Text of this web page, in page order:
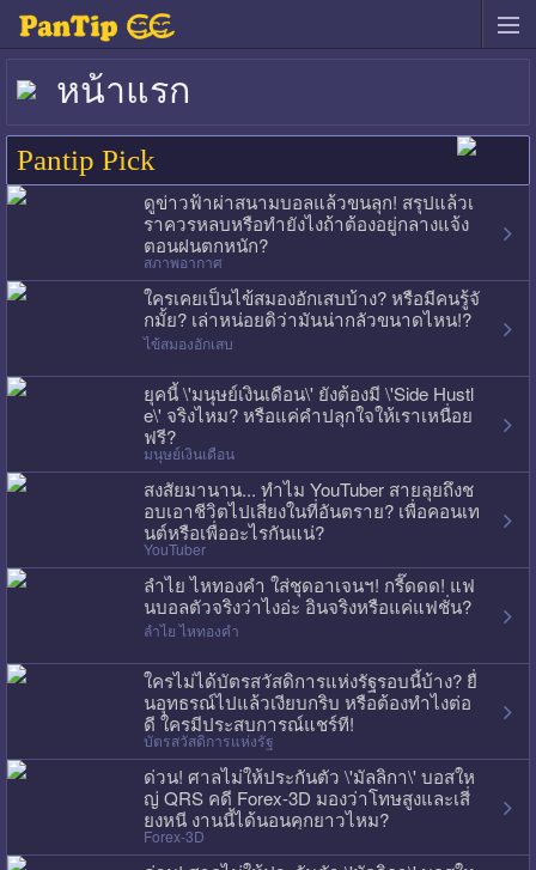
หน้าแรก
Pantip Pick
ดูข่าวฟ้าผ่าสนามบอลแล้วขนลุก! สรุปแล้วเ
ราควรหลบหรือทำยังไงถ้าต้องอยู่กลางแจ้ง
ตอนฝนตกหนัก?
สภาพอากาศ
ใครเคยเป็นไข้สมองอักเสบบ้าง? หรือมีคนรู้จั
กมั้ย? เล่าหน่อยดิว่ามันน่ากลัวขนาดไหน!?
ไข้สมองอักเสบ
ยุคนี้ \'มนุษย์เงินเดือน\' ยังต้องมี \'Side Hustl
e\' จริงไหม? หรือแค่คำปลุกใจให้เราเหนื่อย
ฟรี?
มนุษย์เงินเดือน
สงสัยมานาน... ทำไม YouTuber สายลุยถึงช
อบเอาชีวิตไปเสี่ยงในที่อันตราย? เพื่อคอนเท
นต์หรือเพื่ออะไรกันแน่?
YouTuber
ลำไย ไหทองคำ ใส่ชุดอาเจนฯ! กรี๊ดดด! แฟ
นบอลตัวจริงว่าไงอ่ะ อินจริงหรือแค่แฟชั่น?
ลำไย ไหทองคำ
ใครไม่ได้บัตรสวัสดิการแห่งรัฐรอบนี้บ้าง? ยื่
นอุทธรณ์ไปแล้วเงียบกริบ หรือต้องทำไงต่อ
ดี ใครมีประสบการณ์แชร์ที!
บัตรสวัสดิการแห่งรัฐ
ด่วน! ศาลไม่ให้ประกันตัว \'มัลลิกา\' บอสให
ญ่ QRS คดี Forex-3D มองว่าโทษสูงและเสี่
ยงหนี งานนี้ได้นอนคุกยาวไหม?
Forex-3D